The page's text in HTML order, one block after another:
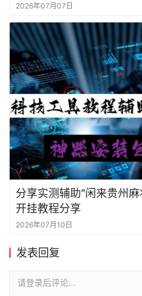
2026年07月07日
分享实测辅助“闲来贵州
开挂教程分享
2026年07月10日
发表回复
请登录后评论...